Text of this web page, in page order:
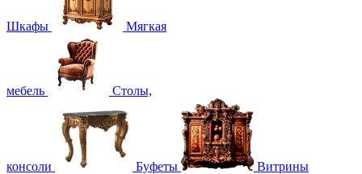
Шкафы Мягкая
мебель Столы,
консоли Буфеты Витрины